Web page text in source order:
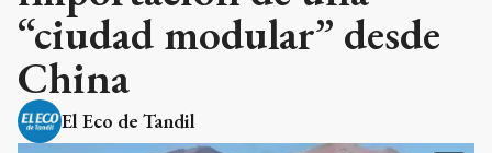
“ciudad modular” desde
China
El Eco de Tandil